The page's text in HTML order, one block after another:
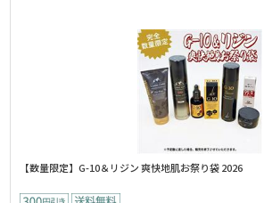
【数量限定】G-10＆リジン 爽快地肌お祭り袋 2026